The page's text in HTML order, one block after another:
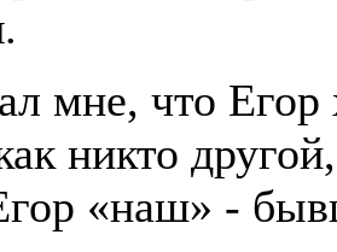
мне, что
никто
«наш» -